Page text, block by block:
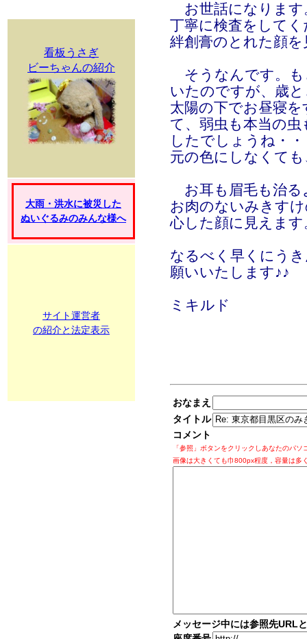
看板うさぎ
ビーちゃんの紹介
大雨・洪水に被災した
ぬいぐるみのみんな様へ
サイト運営者
の紹介と法定表示
お世話になります
丁寧に検査をして
絆創膏のとれた顔
そうなんです。も
いたのですが、歳
太陽の下でお昼寝
て、弱虫も本当の
したでしょうね・
元の色にしなくて
お耳も眉毛も治る
お肉のないみきす
心した顔に見えま
なるべく早くにう
願いいたします♪♪
ミキルド
おなまえ
タイトル
コメント
「参照」ボタンをクリックしあなたのパ
画像は大きくても巾800px程度，容量は多
メッセージ中には参照先URL